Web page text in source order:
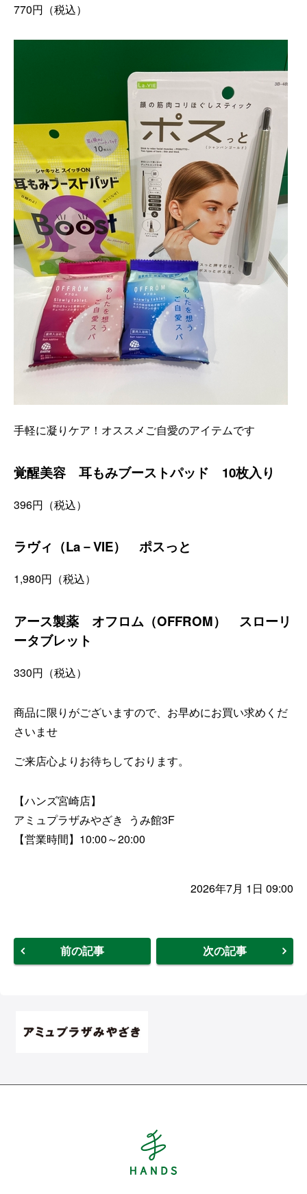
770円（税込）
手軽に凝りケア！オススメご自愛のアイテムです
覚醒美容 耳もみブーストパッド 10枚入り
396円（税込）
ラヴィ（La－VIE） ポスっと
1,980円（税込）
アース製薬 オフロム（OFFROM） スローリ
ータブレット
330円（税込）
商品に限りがございますので、お早めにお買い求めくだ
さいませ
ご来店心よりお待ちしております。
【ハンズ宮崎店】
アミュプラザみやざき うみ館3F
【営業時間】10:00～20:00
2026年7月 1日 09:00
前の記事 次の記事